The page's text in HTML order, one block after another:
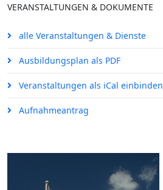
VERANSTALTUNGEN & DOKUMENTE
alle Veranstaltungen & Dienste
Ausbildungsplan als PDF
Veranstaltungen als iCal einbinden
Aufnahmeantrag